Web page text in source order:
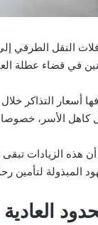
النقل الطرقي
في قضاء عطلة
أسعار التذاكر
كاهل الأسر،
هذه الزيادات
المبذولة لتأمين
العادية